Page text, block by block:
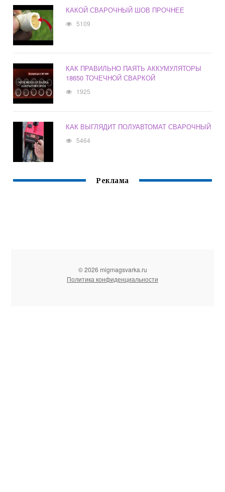
КАКОЙ СВАРОЧНЫЙ ШОВ ПРОЧНЕЕ
5109
КАК ПРАВИЛЬНО ПАЯТЬ АККУМУЛЯТОРЫ
18650 ТОЧЕЧНОЙ СВАРКОЙ
1925
КАК ВЫГЛЯДИТ ПОЛУАВТОМАТ СВАРОЧНЫЙ
5464
Реклама
© 2026 migmagsvarka.ru
Политика конфиденциальности